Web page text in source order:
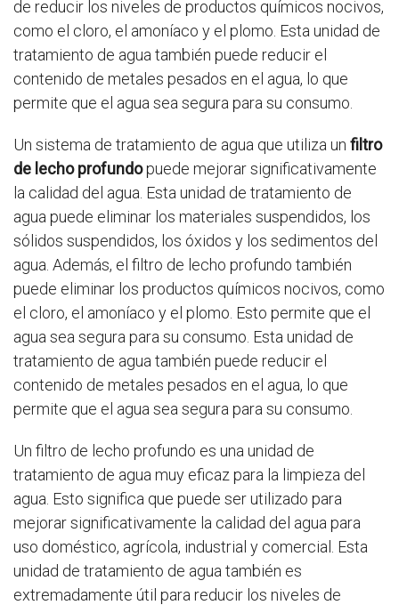
de reducir los niveles de productos químicos nocivos,
como el cloro, el amoníaco y el plomo. Esta unidad de
tratamiento de agua también puede reducir el
contenido de metales pesados en el agua, lo que
permite que el agua sea segura para su consumo.
Un sistema de tratamiento de agua que utiliza un filtro
de lecho profundopuede mejorar significativamente
la calidad del agua. Esta unidad de tratamiento de
agua puede eliminar los materiales suspendidos, los
sólidos suspendidos, los óxidos y los sedimentos del
agua. Además, el filtro de lecho profundo también
puede eliminar los productos químicos nocivos, como
el cloro, el amoníaco y el plomo. Esto permite que el
agua sea segura para su consumo. Esta unidad de
tratamiento de agua también puede reducir el
contenido de metales pesados en el agua, lo que
permite que el agua sea segura para su consumo.
Un filtro de lecho profundo es una unidad de
tratamiento de agua muy eficaz para la limpieza del
agua. Esto significa que puede ser utilizado para
mejorar significativamente la calidad del agua para
uso doméstico, agrícola, industrial y comercial. Esta
unidad de tratamiento de agua también es
extremadamente útil para reducir los niveles de